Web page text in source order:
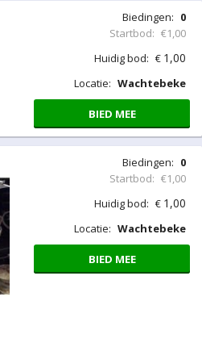
Biedingen: 0
Startbod: €1,00
Huidig bod: € 1,00
Locatie: Wachtebeke
BIED MEE
Biedingen: 0
Startbod: €1,00
Huidig bod: € 1,00
Locatie: Wachtebeke
BIED MEE